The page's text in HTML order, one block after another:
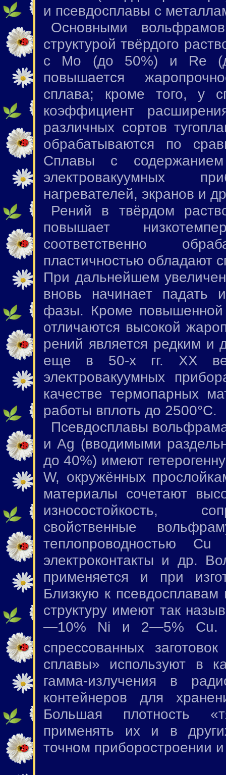
и псевдосплавы с
Основными
структурой твёрдого
с Mo (до 50%) и Re
повышается
сплава; кроме того, у
коэффициент
различных сортов
обрабатываются по
Сплавы с
электровакуумных
нагревателей, экранов и
Рений в твёрдом
повышает
соответственно
пластичностью
При дальнейшем
вновь начинает падать
фазы. Кроме
отличаются высокой
рений является редким и
еще в 50-х гг. ХХ
электровакуумных
качестве термопарных
работы вплоть до 2500°С.
Псевдосплавы
и Ag (вводимыми
до 40%) имеют
W, окружённых
материалы сочетают
износостойкость,
свойственные
теплопроводностью
электроконтакты и др.
применяется и при
Близкую к
структуру имеют так
—10% Ni и 2—5% Cu.
спрессованных
сплавы» используют в
гамма-излучения в
контейнеров для
Большая плотность
применять их и в
точном приборостроении и